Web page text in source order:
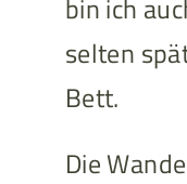
bin ich
selten
Bett.
Die